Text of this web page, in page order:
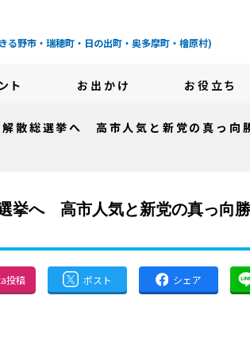
西多摩の地域情報サイト-
る野市・瑞穂町・日の出町・奥多摩町・檜原村)
ト お出かけ お役立ち
選挙へ 高市人気と新党の真っ向勝負 有
へ 高市人気と新党の真っ向勝
投稿 ポスト シェア